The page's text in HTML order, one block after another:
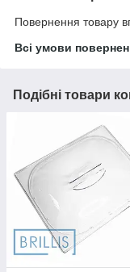
Повернення товару
Всі умови
Подібні товари